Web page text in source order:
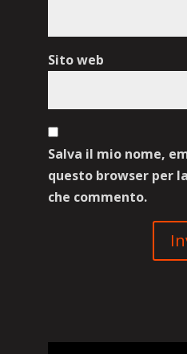
Sito web
Salva il mio nome,
questo browser per
che commento.